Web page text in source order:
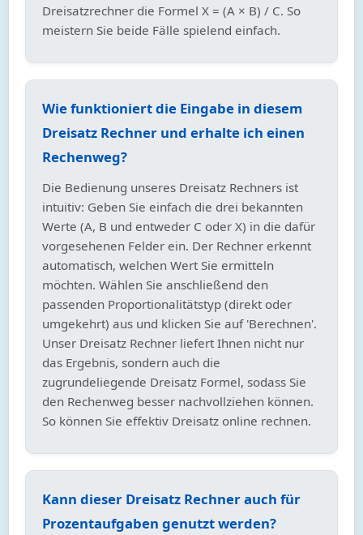
Dreisatzrechner die Formel X = (A × B) / C. So
meistern Sie beide Fälle spielend einfach.
Wie funktioniert die Eingabe in diesem
Dreisatz Rechner und erhalte ich einen
Rechenweg?
Die Bedienung unseres Dreisatz Rechners ist
intuitiv: Geben Sie einfach die drei bekannten
Werte (A, B und entweder C oder X) in die dafür
vorgesehenen Felder ein. Der Rechner erkennt
automatisch, welchen Wert Sie ermitteln
möchten. Wählen Sie anschließend den
passenden Proportionalitätstyp (direkt oder
umgekehrt) aus und klicken Sie auf 'Berechnen'.
Unser Dreisatz Rechner liefert Ihnen nicht nur
das Ergebnis, sondern auch die
zugrundeliegende Dreisatz Formel, sodass Sie
den Rechenweg besser nachvollziehen können.
So können Sie effektiv Dreisatz online rechnen.
Kann dieser Dreisatz Rechner auch für
Prozentaufgaben genutzt werden?